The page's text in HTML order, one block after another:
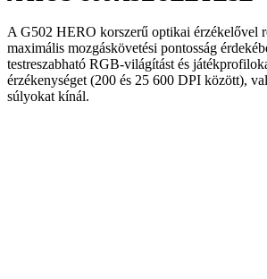
A G502 HERO korszerű optikai érzékelővel
maximális mozgáskövetési pontosság
testreszabható RGB-világítást és
érzékenységet (200 és 25 600 DPI között),
súlyokat kínál.